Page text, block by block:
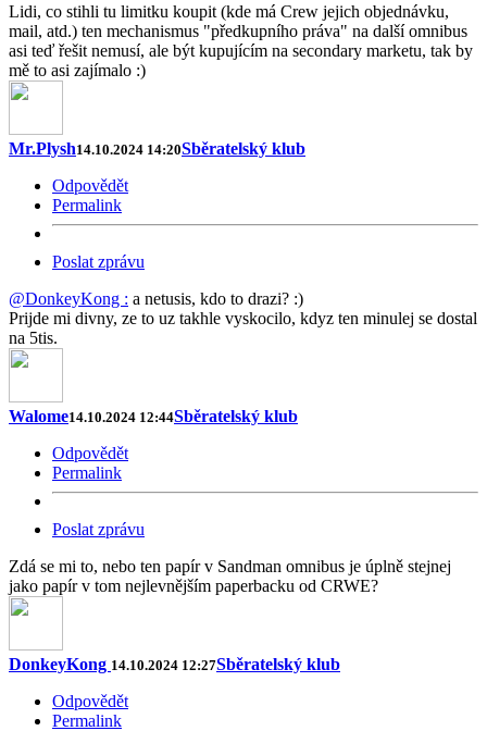
Lidi, co stihli tu limitku koupit (kde má Crew jejich objednávku,
mail, atd.) ten mechanismus "předkupního práva" na další omnibus
asi teď řešit nemusí, ale být kupujícím na secondary marketu, tak by
mě to asi zajímalo :)
Mr.Plysh14.10.2024 14:20Sběratelský klub
Odpovědět
Permalink
Poslat zprávu
@DonkeyKong : a netusis, kdo to drazi? :)
Prijde mi divny, ze to uz takhle vyskocilo, kdyz ten minulej se dostal
na 5tis.
Walome14.10.2024 12:44Sběratelský klub
Odpovědět
Permalink
Poslat zprávu
Zdá se mi to, nebo ten papír v Sandman omnibus je úplně stejnej
jako papír v tom nejlevnějším paperbacku od CRWE?
DonkeyKong 14.10.2024 12:27Sběratelský klub
Odpovědět
Permalink